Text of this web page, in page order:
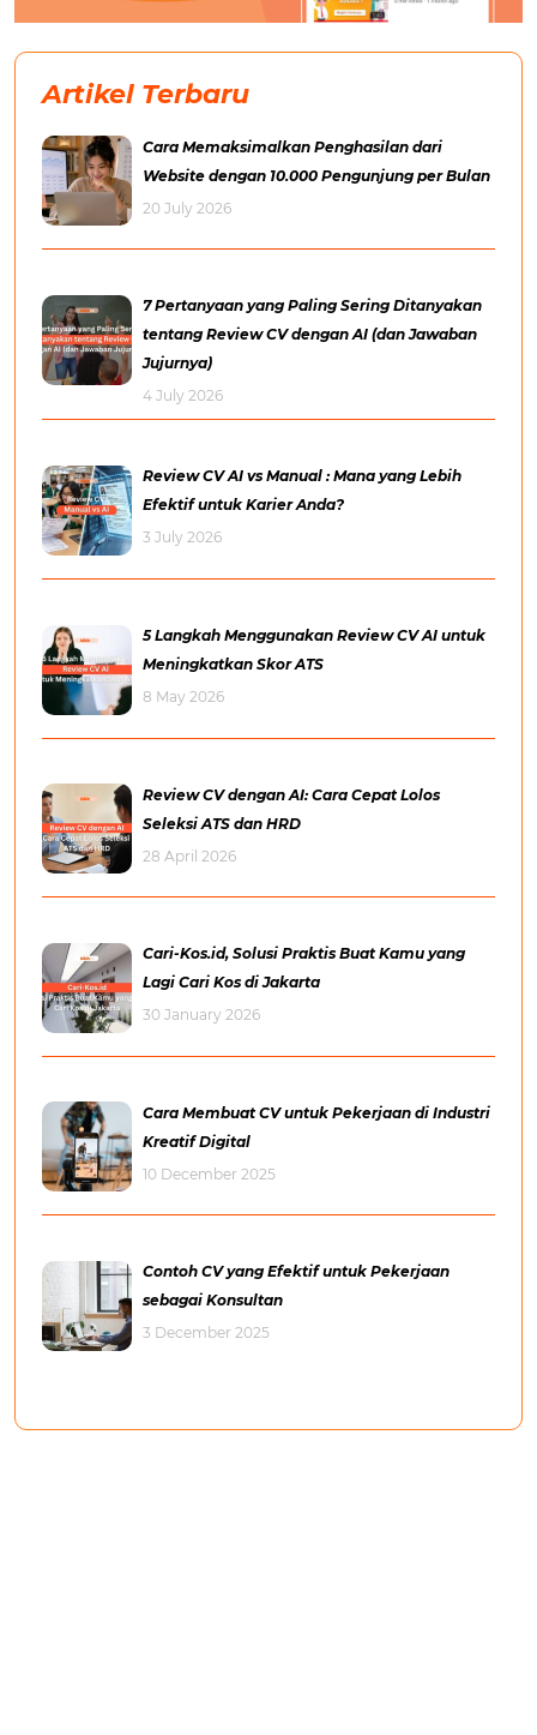
Artikel Terbaru
Cara Memaksimalkan Penghasilan dari
Website dengan 10.000 Pengunjung per Bulan
20 July 2026
7 Pertanyaan yang Paling Sering Ditanyakan
tentang Review CV dengan AI (dan Jawaban
Jujurnya)
4 July 2026
Review CV AI vs Manual : Mana yang Lebih
Efektif untuk Karier Anda?
3 July 2026
5 Langkah Menggunakan Review CV AI untuk
Meningkatkan Skor ATS
8 May 2026
Review CV dengan AI: Cara Cepat Lolos
Seleksi ATS dan HRD
28 April 2026
Cari-Kos.id, Solusi Praktis Buat Kamu yang
Lagi Cari Kos di Jakarta
30 January 2026
Cara Membuat CV untuk Pekerjaan di Industri
Kreatif Digital
10 December 2025
Contoh CV yang Efektif untuk Pekerjaan
sebagai Konsultan
3 December 2025